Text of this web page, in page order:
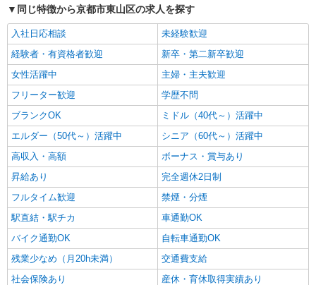
京都市東山区内//七条駅周辺
キープ 詳細を見る
同じ特徴から京都市東山区の求人を探す
入社日応相談
未経験歓迎
経験者・有資格者歓迎
新卒・第二新卒歓迎
女性活躍中
主婦・主夫歓迎
フリーター歓迎
学歴不問
ブランクOK
ミドル（40代～）活躍中
エルダー（50代～）活躍中
シニア（60代～）活躍中
高収入・高額
ボーナス・賞与あり
昇給あり
完全週休2日制
フルタイム歓迎
禁煙・分煙
駅直結・駅チカ
車通勤OK
バイク通勤OK
自転車通勤OK
残業少なめ（月20h未満）
交通費支給
社会保険あり
産休・育休取得実績あり